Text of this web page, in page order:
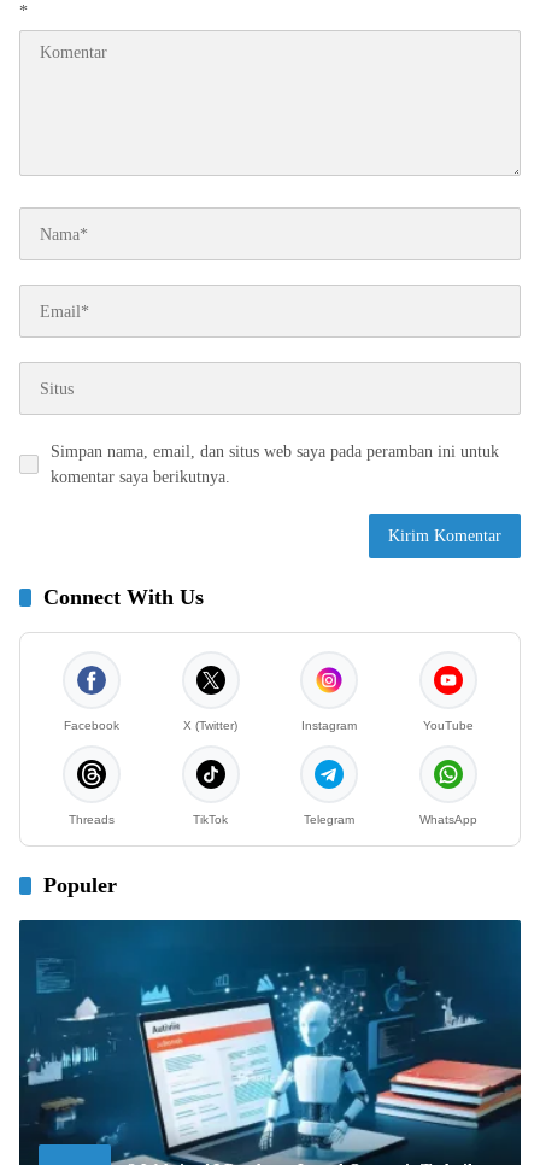
*
Simpan nama, email, dan situs web saya pada peramban ini untuk
komentar saya berikutnya.
Connect With Us
Facebook X (Twitter) Instagram YouTube
Threads TikTok Telegram WhatsApp
Populer